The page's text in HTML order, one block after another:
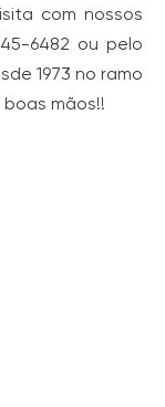
com nossos
6482 ou pelo
1973 no ramo
boas mãos!!